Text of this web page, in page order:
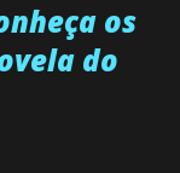
os
do